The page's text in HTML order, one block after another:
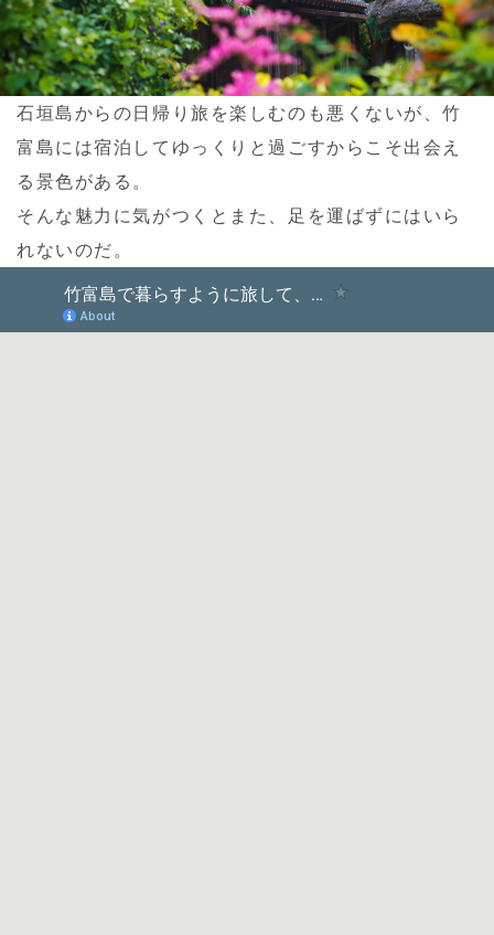
石垣島からの日帰り旅を楽しむのも悪くないが、竹
富島には宿泊してゆっくりと過ごすからこそ出会え
る景色がある。
そんな魅力に気がつくとまた、足を運ばずにはいら
れないのだ。